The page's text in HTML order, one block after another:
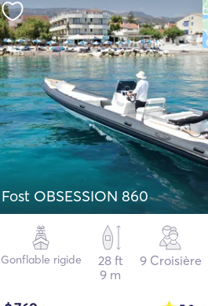
Fost OBSESSION 860
Gonflable rigide
28 ft
9 m
9 Croisière